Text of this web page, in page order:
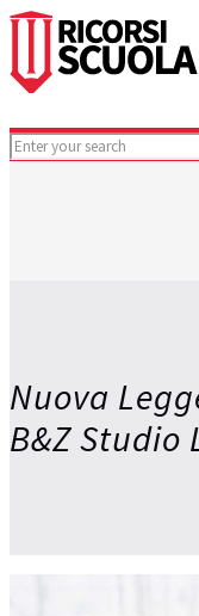
Nuova
B&Z Studio